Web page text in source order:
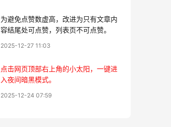
为避免点赞数虚高，改进为只有文章内
容结尾处可点赞，列表页不可点赞。
2025-12-27 11:03
点击网页顶部右上角的小太阳，一键进
入夜间暗黑模式。
2025-12-24 07:59